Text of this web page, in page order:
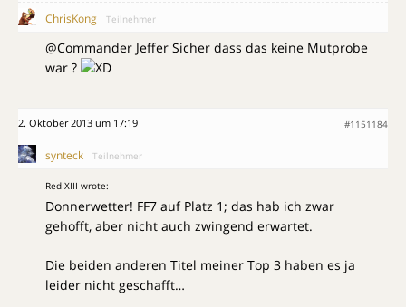
ChrisKong Teilnehmer
@Commander Jeffer Sicher dass das keine Mutprobe
war ?
2. Oktober 2013 um 17:19 #1151184
synteck Teilnehmer
Red XIII wrote:
Donnerwetter! FF7 auf Platz 1; das hab ich zwar
gehofft, aber nicht auch zwingend erwartet.
Die beiden anderen Titel meiner Top 3 haben es ja
leider nicht geschafft…